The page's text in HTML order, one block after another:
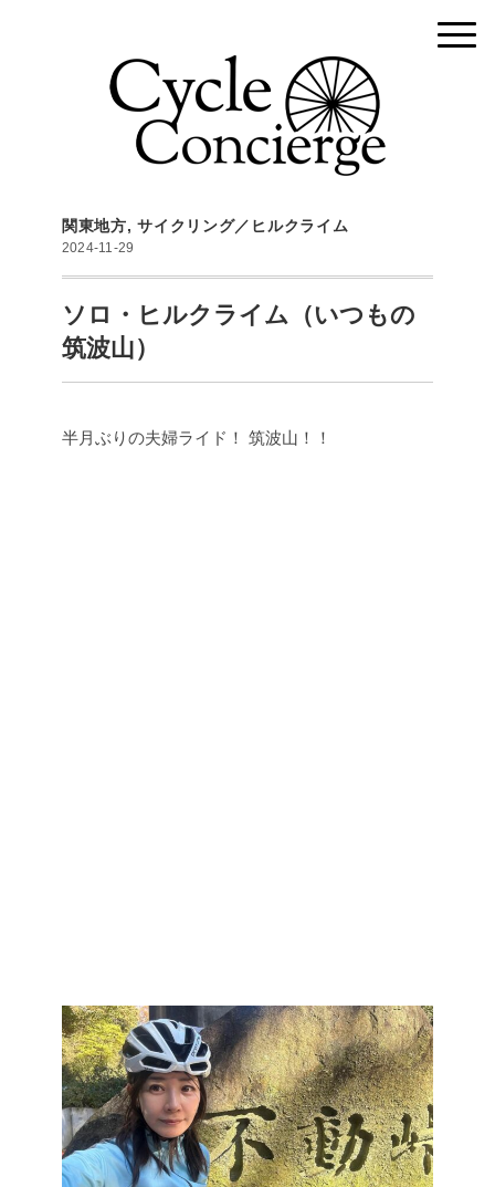
関東地方,サイクリング／ヒルクライム
2024-11-29
ソロ・ヒルクライム（いつもの
筑波山）
半月ぶりの夫婦ライド！ 筑波山！！